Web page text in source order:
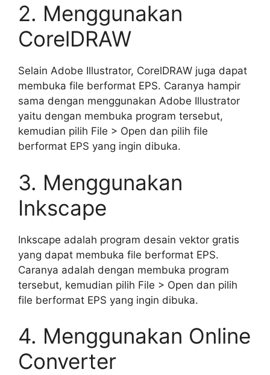
2. Menggunakan
CorelDRAW
Selain Adobe Illustrator, CorelDRAW juga dapat
membuka file berformat EPS. Caranya hampir
sama dengan menggunakan Adobe Illustrator
yaitu dengan membuka program tersebut,
kemudian pilih File > Open dan pilih file
berformat EPS yang ingin dibuka.
3. Menggunakan
Inkscape
Inkscape adalah program desain vektor gratis
yang dapat membuka file berformat EPS.
Caranya adalah dengan membuka program
tersebut, kemudian pilih File > Open dan pilih
file berformat EPS yang ingin dibuka.
4. Menggunakan Online
Converter